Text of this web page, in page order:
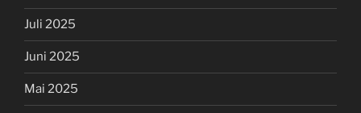
Juli 2025
Juni 2025
Mai 2025